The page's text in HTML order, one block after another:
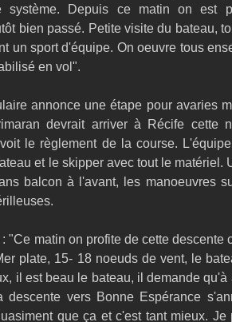
Depuis ce matin on est
bien passé. Petite visite du bateau,
un sport d'équipe. On oeuvre tous
en vol".
annonce une étape pour avaries
devrait arriver à Récife cette
le règlement de la course.
et le skipper avec tout le matériel.
balcon à l'avant, les manoeuvres
"Ce matin on profite de cette descente
plate, 15- 18 noeuds de vent, le
il est beau le bateau, il demande qu'à
vers Bonne Espérance
que ça et c'est tant mieux. Je